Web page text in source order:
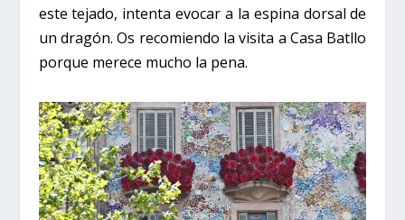
este tejado, intenta evocar a la espina dorsal de
un dragón. Os recomiendo la visita a Casa Batllo
porque merece mucho la pena.